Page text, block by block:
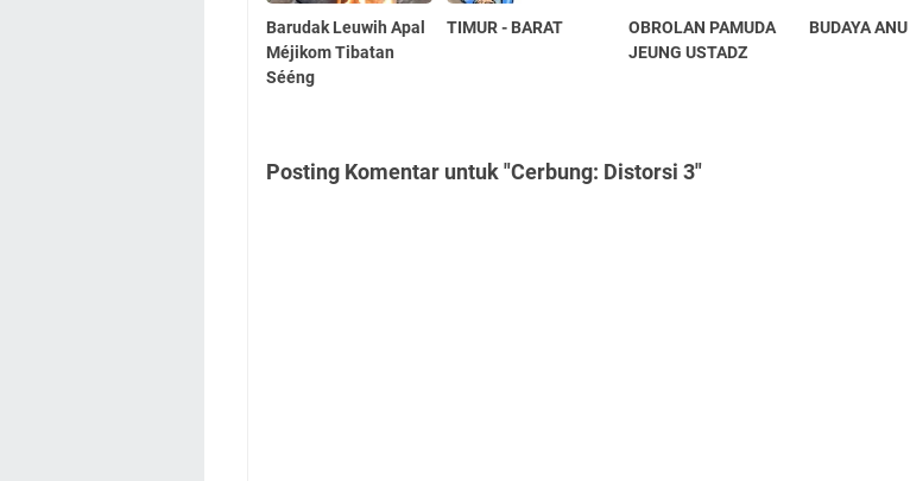
Barudak Leuwih Apal
Méjikom Tibatan
Sééng
TIMUR - BARAT
OBROLAN PAMUDA
JEUNG USTADZ
BUDAYA
Posting Komentar untuk "Cerbung: Distorsi 3"